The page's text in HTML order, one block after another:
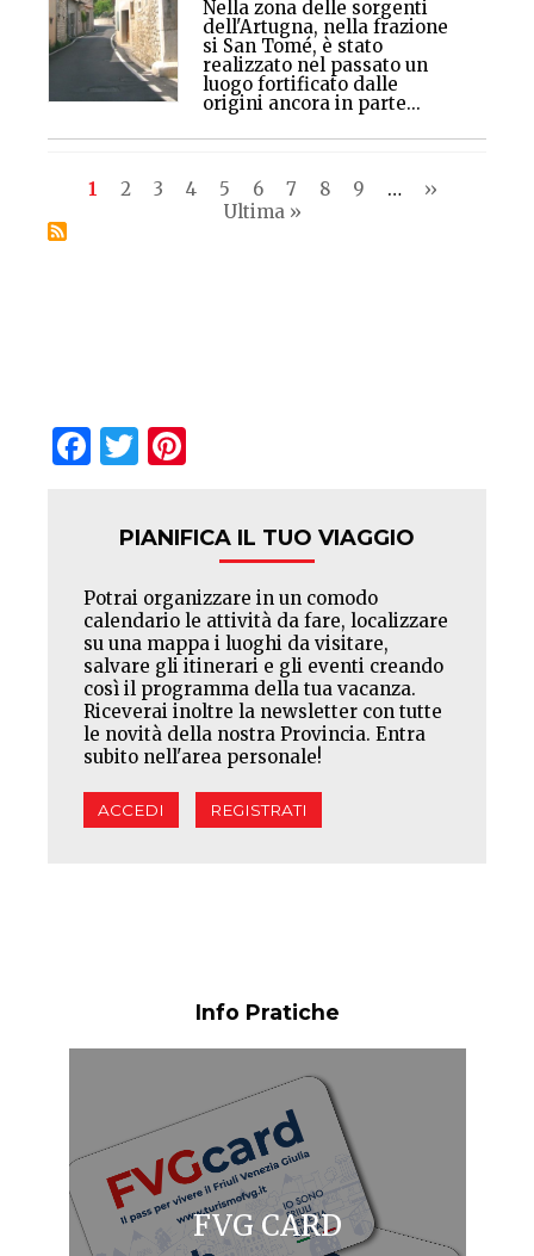
Nella zona delle sorgenti
dell'Artugna, nella frazione
si San Tomé, è stato
realizzato nel passato un
luogo fortificato dalle
origini ancora in parte...
Pagination
Current
1 Pagina
2 Pagina
3 Pagina
4 Pagina
5 Pagina
6 Pagina
7 Pagina
8 Pagina
9 …
Next
››
Ultima »
Facebook
Twitter
PIANIFICA IL TUO VIAGGIO
Potrai organizzare in un comodo
calendario le attività da fare, localizzare
su una mappa i luoghi da visitare,
salvare gli itinerari e gli eventi creando
così il programma della tua vacanza.
Riceverai inoltre la newsletter con tutte
le novità della nostra Provincia. Entra
subito nell'area personale!
ACCEDI REGISTRATI
Info Pratiche
FVG CARD